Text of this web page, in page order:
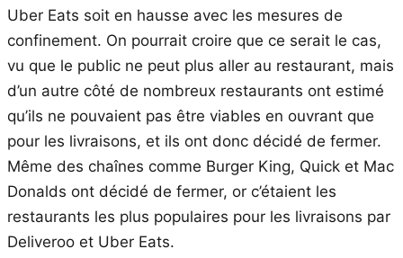
Uber Eats soit en hausse avec les mesures de
confinement. On pourrait croire que ce serait le cas,
vu que le public ne peut plus aller au restaurant, mais
d’un autre côté de nombreux restaurants ont estimé
qu’ils ne pouvaient pas être viables en ouvrant que
pour les livraisons, et ils ont donc décidé de fermer.
Même des chaînes comme Burger King, Quick et Mac
Donalds ont décidé de fermer, or c’étaient les
restaurants les plus populaires pour les livraisons par
Deliveroo et Uber Eats.